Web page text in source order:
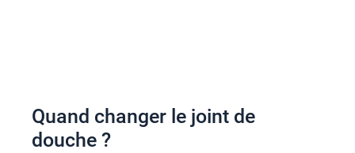
Quand changer le joint de
douche ?